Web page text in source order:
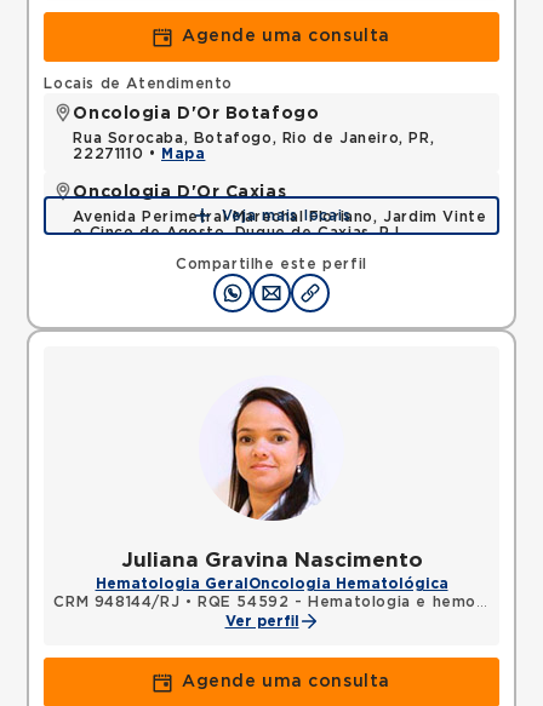
Agende uma consulta
Compartilhe este perfil
Locais de Atendimento
Oncologia D'Or Botafogo
Rua Sorocaba, Botafogo, Rio de Janeiro, PR,
22271110 •
Mapa
Oncologia D'Or Caxias
Avenida Perimetral Marechal Floriano, Jardim Vinte
e Cinco de Agosto, Duque de Caxias, RJ,
Veja mais locais
Juliana Gravina Nascimento
Hematologia Geral Oncologia Hematológica
CRM 948144/RJ • RQE 54592 - Hematologia e hemoterapia
Ver perfil
Agende uma consulta